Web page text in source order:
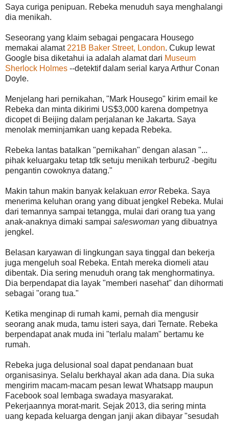
Saya curiga penipuan. Rebeka menuduh saya menghalangi
dia menikah.
Seseorang yang klaim sebagai pengacara Housego
memakai alamat 221B Baker Street, London. Cukup lewat
Google bisa diketahui ia adalah alamat dari Museum
Sherlock Holmes --detektif dalam serial karya Arthur Conan
Doyle.
Menjelang hari pernikahan, "Mark Housego" kirim email ke
Rebeka dan minta dikirimi US$3,000 karena dompetnya
dicopet di Beijing dalam perjalanan ke Jakarta. Saya
menolak meminjamkan uang kepada Rebeka.
Rebeka lantas batalkan "pernikahan" dengan alasan "...
pihak keluargaku tetap tdk setuju menikah terburu2 -begitu
pengantin cowoknya datang."
Makin tahun makin banyak kelakuan errorRebeka. Saya
menerima keluhan orang yang dibuat jengkel Rebeka. Mulai
dari temannya sampai tetangga, mulai dari orang tua yang
anak-anaknya dimaki sampai saleswoman yang dibuatnya
jengkel.
Belasan karyawan di lingkungan saya tinggal dan bekerja
juga mengeluh soal Rebeka. Entah mereka diomeli atau
dibentak. Dia sering menuduh orang tak menghormatinya.
Dia berpendapat dia layak "memberi nasehat" dan dihormati
sebagai "orang tua."
Ketika menginap di rumah kami, pernah dia mengusir
seorang anak muda, tamu isteri saya, dari Ternate. Rebeka
berpendapat anak muda ini "terlalu malam" bertamu ke
rumah.
Rebeka juga delusional soal dapat pendanaan buat
organisasinya. Selalu berkhayal akan ada dana. Dia suka
mengirim macam-macam pesan lewat Whatsapp maupun
Facebook soal lembaga swadaya masyarakat.
Pekerjaannya morat-marit. Sejak 2013, dia sering minta
uang kepada keluarga dengan janji akan dibayar "sesudah